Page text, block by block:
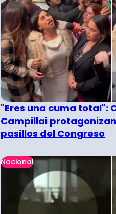
"Eres una cuma total":
Campillai
pasillos del Congreso
Nacional